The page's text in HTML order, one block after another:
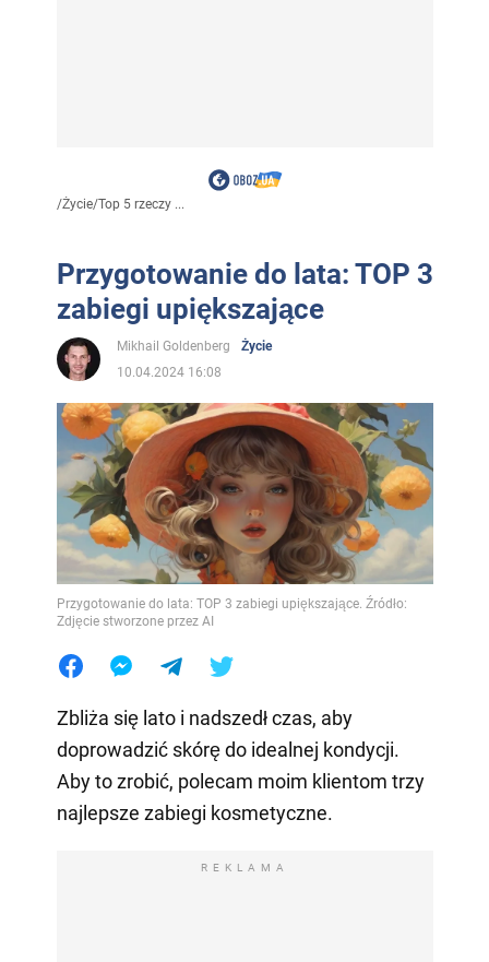
/Życie/Top 5 rzeczy ...
Przygotowanie do lata: TOP 3
zabiegi upiększające
Mikhail Goldenberg
Życie
10.04.2024 16:08
Przygotowanie do lata: TOP 3 zabiegi upiększające. Źródło:
Zdjęcie stworzone przez AI
Zbliża się lato i nadszedł czas, aby
doprowadzić skórę do idealnej kondycji.
Aby to zrobić, polecam moim klientom trzy
najlepsze zabiegi kosmetyczne.
REKLAMA